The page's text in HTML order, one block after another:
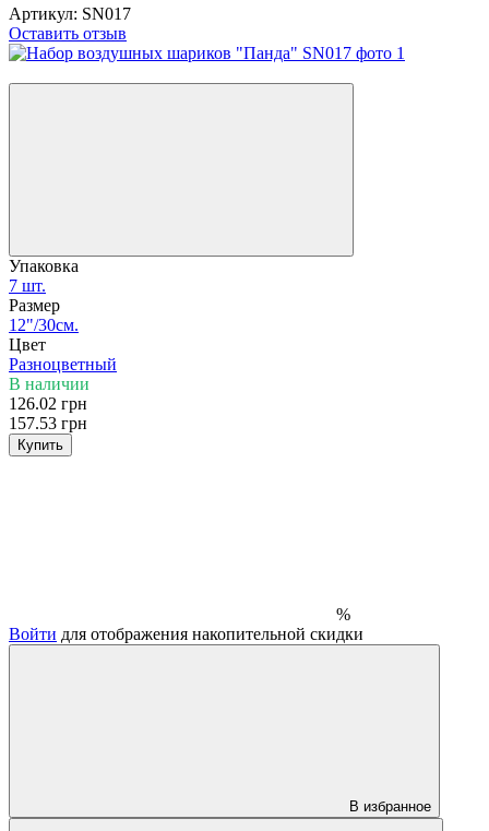
Артикул: SN017
Оставить отзыв
Упаковка
7 шт.
Размер
12"/30см.
Цвет
Разноцветный
В наличии
126.02 грн
157.53 грн
Купить
%
Войти для отображения накопительной скидки
В избранное